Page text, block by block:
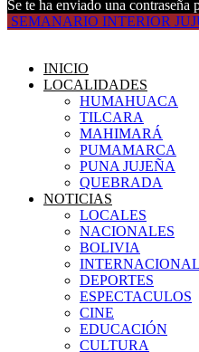
Se te ha enviado una contraseña
SEMANARIO INTERIOR
INICIO
LOCALIDADES
HUMAHUACA
TILCARA
MAHIMARÁ
PUMAMARCA
PUNA JUJEÑA
QUEBRADA
NOTICIAS
LOCALES
NACIONALES
BOLIVIA
DEPORTES
ESPECTACULOS
CINE
EDUCACIÓN
CULTURA